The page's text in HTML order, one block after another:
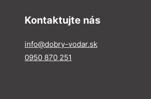
Kontaktujte nás
info@dobry-vodar.sk
0950 870 251